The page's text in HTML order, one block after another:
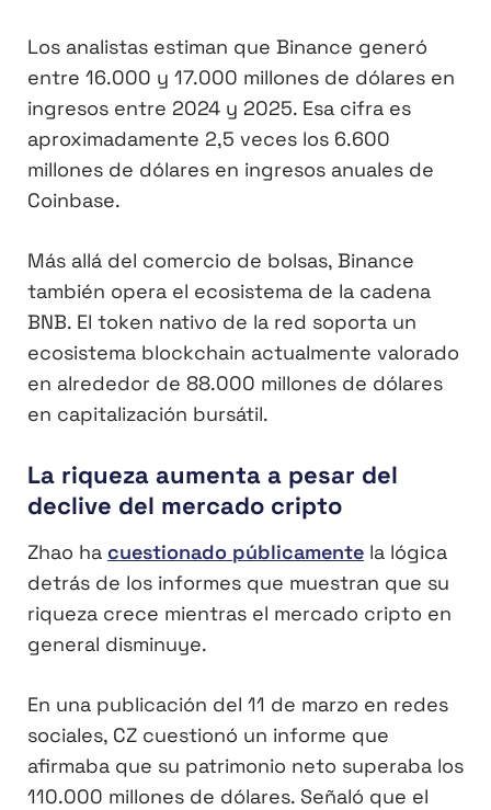
Los analistas estiman que Binance generó
entre 16.000 y 17.000 millones de dólares en
ingresos entre 2024 y 2025. Esa cifra es
aproximadamente 2,5 veces los 6.600
millones de dólares en ingresos anuales de
Coinbase.
Más allá del comercio de bolsas, Binance
también opera el ecosistema de la cadena
BNB. El token nativo de la red soporta un
ecosistema blockchain actualmente valorado
en alrededor de 88.000 millones de dólares
en capitalización bursátil.
La riqueza aumenta a pesar del
declive del mercado cripto
Zhao ha cuestionado públicamente la lógica
detrás de los informes que muestran que su
riqueza crece mientras el mercado cripto en
general disminuye.
En una publicación del 11 de marzo en redes
sociales, CZ cuestionó un informe que
afirmaba que su patrimonio neto superaba los
110.000 millones de dólares. Señaló que el